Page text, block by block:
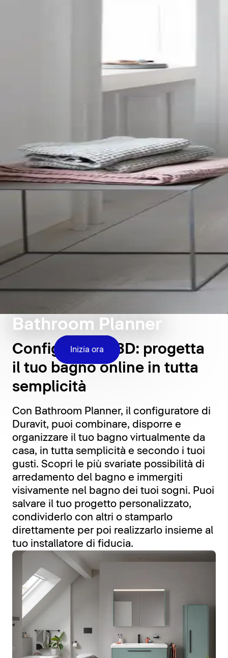
Bathroom Planner
Inizia ora
Configuratore 3D: progetta
il tuo bagno online in tutta
semplicità
Con Bathroom Planner, il configuratore di
Duravit, puoi combinare, disporre e
organizzare il tuo bagno virtualmente da
casa, in tutta semplicità e secondo i tuoi
gusti. Scopri le più svariate possibilità di
arredamento del bagno e immergiti
visivamente nel bagno dei tuoi sogni. Puoi
salvare il tuo progetto personalizzato,
condividerlo con altri o stamparlo
direttamente per poi realizzarlo insieme al
tuo installatore di fiducia.